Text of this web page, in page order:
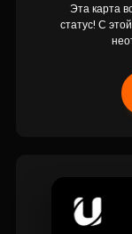
Эта карта
статус! С